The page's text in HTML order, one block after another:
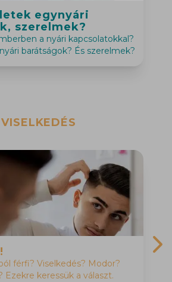
egynyári
szerelmek?
a nyári kapcsolatokkal?
barátságok? És szerelmek?
VISELKEDÉS
férfi? Viselkedés? Modor?
Ezekre keressük a választ.